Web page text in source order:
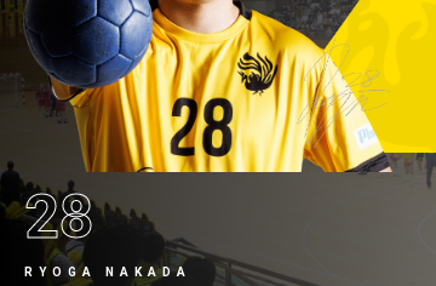
週刊フェニックス
トピックス
観戦ガイド
スクール
チケット
28
RYOGA NAKADA